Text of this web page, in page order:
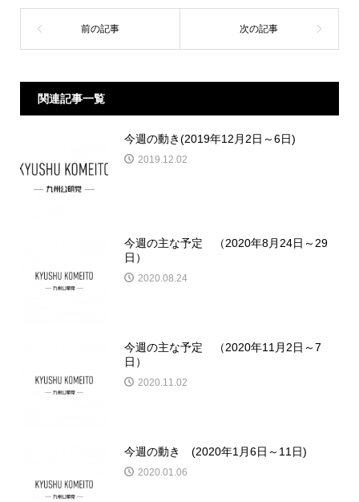
関連記事一覧
今週の動き(2019年12月2日～6日)
2019.12.02
今週の主な予定 （2020年8月24日～29
日）
2020.08.24
今週の主な予定 （2020年11月2日～7
日）
2020.11.02
今週の動き (2020年1月6日～11日)
2020.01.06